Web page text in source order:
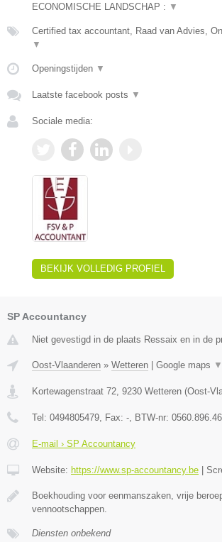
ECONOMISCHE LANDSCHAP : ▼
Certified tax accountant, Raad van Advies,
▼
Openingstijden ▼
Laatste facebook posts ▼
Sociale media:
BEKIJK VOLLEDIG PROFIEL
SP Accountancy
Niet gevestigd in de plaats Ressaix en in de
Oost-Vlaanderen » Wetteren Google maps ▼
Kortewagenstraat 72, 9230 Wetteren (Oost-
Tel: 0494805479, Fax: -, BTW-nr:
E-mail › SP Accountancy
Website: https://www.sp-accountancy.be
Boekhouding voor eenmanszaken, vrije
vennootschappen.
Diensten onbekend